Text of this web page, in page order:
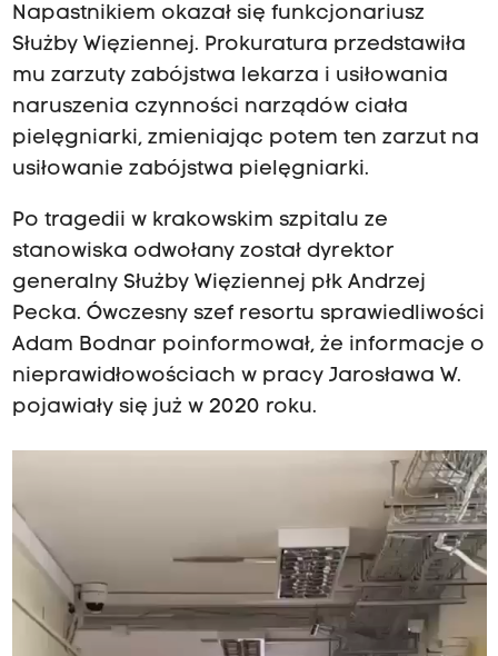
Napastnikiem okazał się funkcjonariusz
Służby Więziennej. Prokuratura przedstawiła
mu zarzuty zabójstwa lekarza i usiłowania
naruszenia czynności narządów ciała
pielęgniarki, zmieniając potem ten zarzut na
usiłowanie zabójstwa pielęgniarki.
Po tragedii w krakowskim szpitalu ze
stanowiska odwołany został dyrektor
generalny Służby Więziennej płk Andrzej
Pecka. Ówczesny szef resortu sprawiedliwości
Adam Bodnar poinformował, że informacje o
nieprawidłowościach w pracy Jarosława W.
pojawiały się już w 2020 roku.